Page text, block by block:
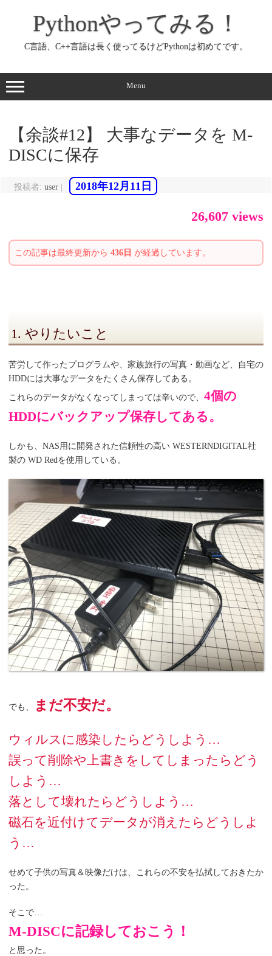
ッ
プ
Pythonやってみる！
C言語、C++言語は長く使ってるけどPythonは初めてです。
Menu
【余談#12】 大事なデータを M-
DISCに保存
投稿者: user 2018年12月11日
26,607 views
この記事は最終更新から 436日 が経過しています。
1. やりたいこと
苦労して作ったプログラムや、家族旅行の写真・動画など、自宅の
HDDには大事なデータをたくさん保存してある。
これらのデータがなくなってしまっては辛いので、 4個の
HDDにバックアップ保存してある。
しかも、NAS用に開発された信頼性の高い WESTERNDIGITAL社
製の WD Redを使用している。
でも、 まだ不安だ。
ウィルスに感染したらどうしよう…
誤って削除や上書きをしてしまったらどう
しよう…
落として壊れたらどうしよう…
磁石を近付けてデータが消えたらどうしよ
う…
せめて子供の写真＆映像だけは、これらの不安を払拭しておきたか
った。
そこで…
M-DISCに記録しておこう！
と思った。